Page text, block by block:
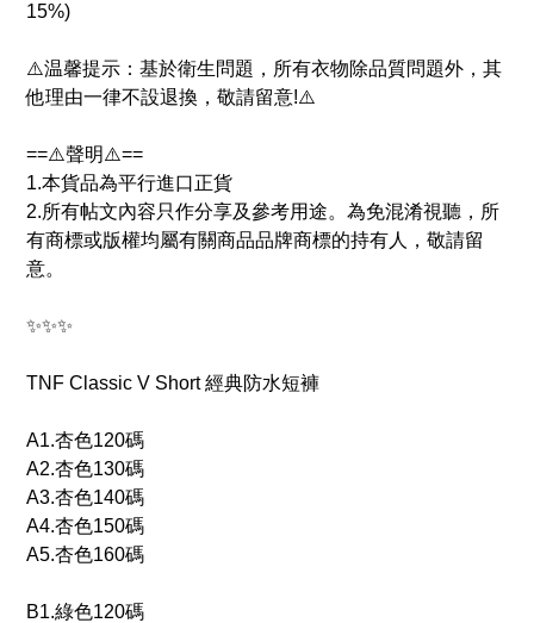
15%)
⚠️温馨提示：基於衛生問題，所有衣物除品質問題外，其
他理由一律不設退換，敬請留意!⚠️
==⚠️聲明⚠️==
1.本貨品為平行進口正貨
2.所有帖文內容只作分享及參考用途。為免混淆視聽，所
有商標或版權均屬有關商品品牌商標的持有人，敬請留
意。
✨✨✨
TNF Classic V Short 經典防水短褲
A1.杏色120️碼
A2.杏色130️碼
A3.杏色140️碼
A4.杏色150️碼
A5.杏色160️碼
B1.綠色120️碼